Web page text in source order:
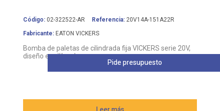
Código: 02-322522-AR Referencia: 20V14A-151A22R
Fabricante: EATON VICKERS
Bomba de paletas de cilindrada fija VICKERS serie 20V,
diseño equilibrado
Pide presupuesto